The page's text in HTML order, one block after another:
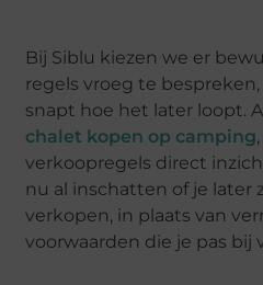
Bij Siblu kiezen we er
regels vroeg te
snapt hoe het later loopt.
chalet kopen op camping
verkoopregels direct
nu al inschatten of je later
verkopen, in plaats van
voorwaarden die je pas